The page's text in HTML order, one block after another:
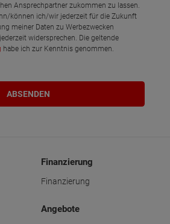
Ansprechpartner zukommen zu lassen.
können ich/wir jederzeit für die Zukunft
meiner Daten zu Werbezwecken
widersprechen. Die geltende
habe ich zur Kenntnis genommen.
Finanzierung
Finanzierung
Angebote